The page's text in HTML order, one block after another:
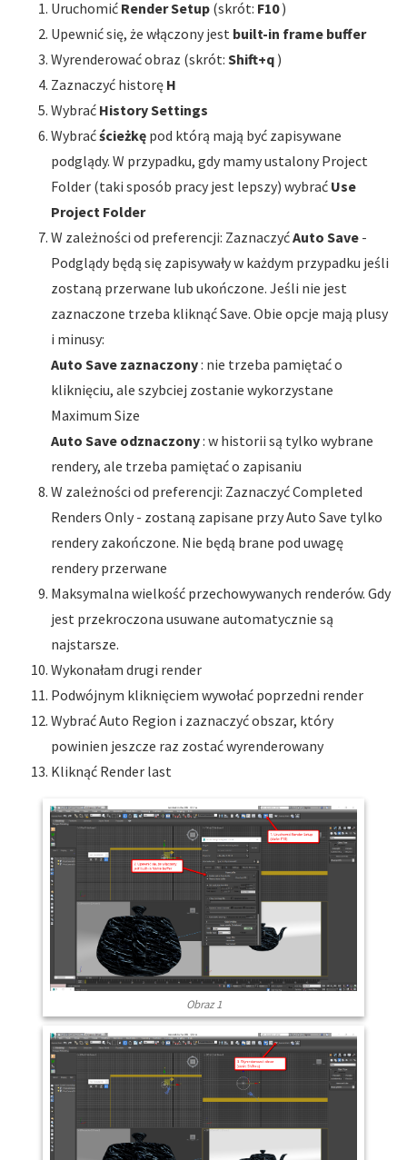
Uruchomić Render Setup (skrót: F10)
Upewnić się, że włączony jest built-in frame buffer
Wyrenderować obraz (skrót: Shift+q )
Zaznaczyć historę H
Wybrać History Settings
Wybraćścieżkę pod którą mają być zapisywane
podglądy. W przypadku, gdy mamy ustalony Project
Folder (taki sposób pracy jest lepszy) wybrać Use
Project Folder
W zależności od preferencji: ZaznaczyćAuto Save -
Podglądy będą się zapisywały w każdym przypadku jeśli
zostaną przerwane lub ukończone. Jeśli nie jest
zaznaczone trzeba kliknąć Save. Obie opcje mają plusy
i minusy:
Auto Save zaznaczony: nie trzeba pamiętać o
kliknięciu, ale szybciej zostanie wykorzystane
Maximum Size
Auto Save odznaczony: w historii są tylko wybrane
rendery, ale trzeba pamiętać o zapisaniu
W zależności od preferencji: Zaznaczyć Completed
Renders Only - zostaną zapisane przy Auto Save tylko
rendery zakończone. Nie będą brane pod uwagę
rendery przerwane
Maksymalna wielkość przechowywanych renderów. Gdy
jest przekroczona usuwane automatycznie są
najstarsze.
Wykonałam drugi render
Podwójnym kliknięciem wywołać poprzedni render
Wybrać Auto Region i zaznaczyć obszar, który
powinien jeszcze raz zostać wyrenderowany
Kliknąć Render last
Obraz 1